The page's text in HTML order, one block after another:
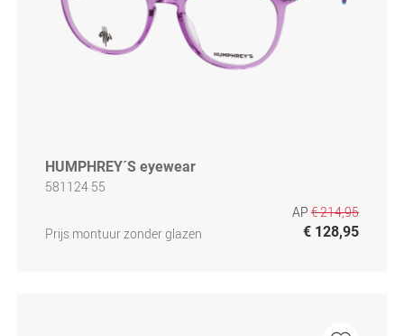
HUMPHREY´S eyewear
581124 55
Prijs montuur zonder glazen
AP € 214,95
€ 128,95